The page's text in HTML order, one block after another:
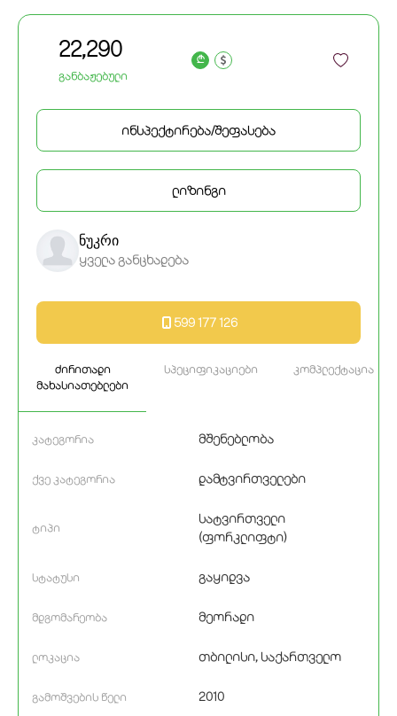
22,290
განბაჟებული
a
ძირითადი
მახასიათებლები
სპეციფიკაციები კომპლექტაცია
კატეგორია მშენებლობა
ქვე კატეგორია დამტვირთველები
ტიპი
სატვირთველი
(ფორკლიფტი)
სტატუსი გაყიდვა
მდგომარეობა მეორადი
ლოკაცია თბილისი, საქართველო
გამოშვების წელი 2010
ინსპექტირება/შეფასება
ლიზინგი
ნუკრი
ყველა განცხადება
599 177 126